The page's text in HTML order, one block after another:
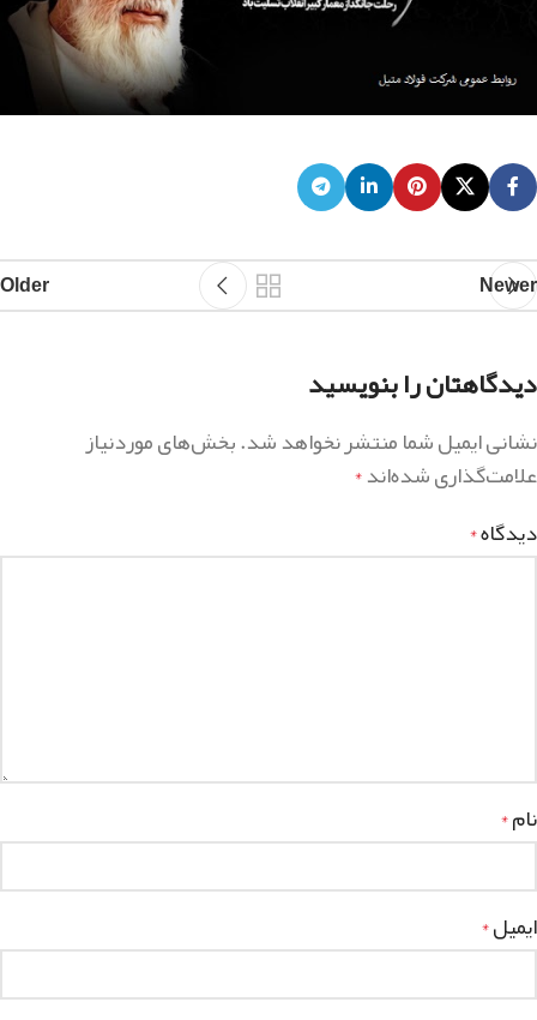
Newer
Older
دیدگاهتان را بنویسید
نشانی ایمیل شما منتشر نخواهد شد.بخش‌های موردنیاز
علامت‌گذاری شده‌اند*
دیدگاه*
نام*
ایمیل*